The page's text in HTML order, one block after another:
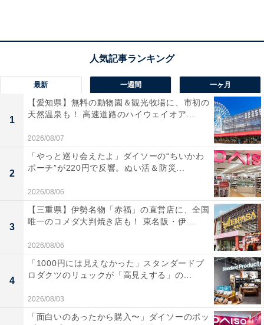
なんでもはこべるポーチ（画像出典：Amazon）
縦18×横24×マチ7cmのB5サイズほどの大きめポーチで、
荷物をたっぷり収納できます。内側にはさまざまなサイ
ズのポケットが豊富に備わっており、小物もすっきり整
理できるのが嬉しいポイント。持ち手付きで持ち運びや
すく、マザーズポーチや子ども用のかばん、オフィスの
細々したものをまとめるポーチとして、幅広いシーンで
活躍します。
最新 一週間 一ヶ月
1
【愛知県】無料の動物園＆観光牧場に、市初の
天然温泉も！ 高速道路のハイウェイオア...
2026/08/07
2
「やっと巡り会えたよ」ダイソーの“ちいかわ
ポーチ”が220円で反響。ぬい活＆防災...
2026/08/06
3
【三重県】伊勢名物「赤福」の直営店に、全国
唯一のコメダ大判焼き店も！ 東名阪・伊...
2026/08/06
4
「1000円には見えなかった」スタンダードプ
ロダクツのリュックが「高見えする」の...
2026/08/03
「面白いのあったから購入〜」ダイソーのポッ